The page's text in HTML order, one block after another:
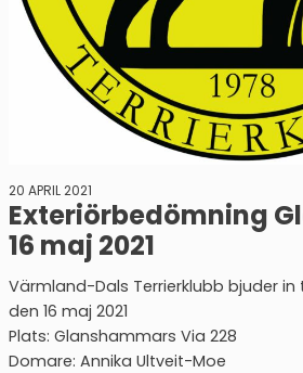
20 APRIL 2021
Exteriörbedömning
16 maj 2021
Värmland-Dals Terrierklubb bjuder
den 16 maj 2021
Plats: Glanshammars Via 228
Domare: Annika Ultveit-Moe